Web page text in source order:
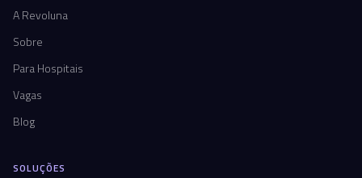
A Revoluna
Sobre
Para Hospitais
Vagas
Blog
SOLUÇÕES